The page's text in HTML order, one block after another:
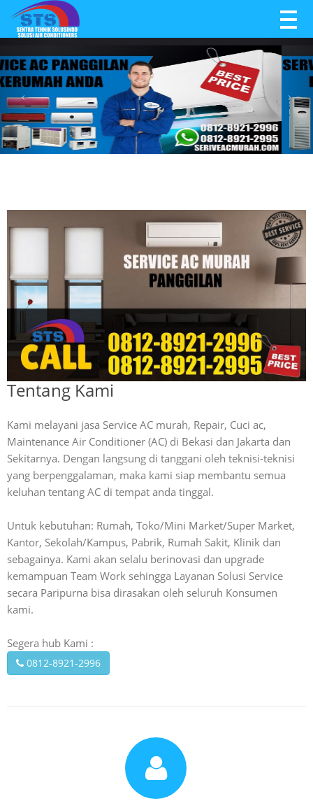
BERANDA TENTANG KAMI SERVICE BLOG
KONTAK KAMI
Tentang Kami
Kami melayani jasa Service AC murah, Repair, Cuci ac,
Maintenance Air Conditioner (AC) di Bekasi dan Jakarta dan
Sekitarnya. Dengan langsung di tanggani oleh teknisi-teknisi
yang berpenggalaman, maka kami siap membantu semua
keluhan tentang AC di tempat anda tinggal.
Untuk kebutuhan: Rumah, Toko/Mini Market/Super Market,
Kantor, Sekolah/Kampus, Pabrik, Rumah Sakit, Klinik dan
sebagainya. Kami akan selalu berinovasi dan upgrade
kemampuan Team Work sehingga Layanan Solusi Service
secara Paripurna bisa dirasakan oleh seluruh Konsumen
kami.
Segera hub Kami :
0812-8921-2996